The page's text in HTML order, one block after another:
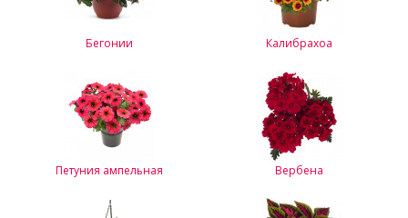
Бегонии Калибрахоа
Петуния ампельная Вербена